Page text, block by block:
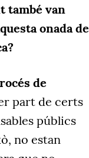
també van
onada de
de
part de certs
públics
no estan